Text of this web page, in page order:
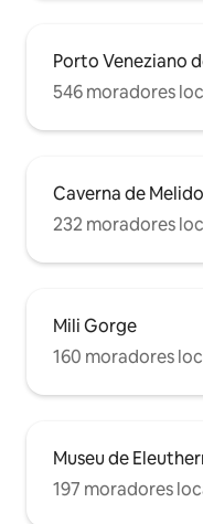
Porto Veneziano
546 moradores
Caverna de
232 moradores
Mili Gorge
160 moradores
Museu de
197 moradores